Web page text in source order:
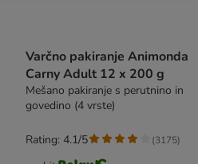
Varčno pakiranje Animonda
Carny Adult 12 x 200 g
Mešano pakiranje s perutnino in
govedino (4 vrste)
Rating: 4.1/5 (3175)